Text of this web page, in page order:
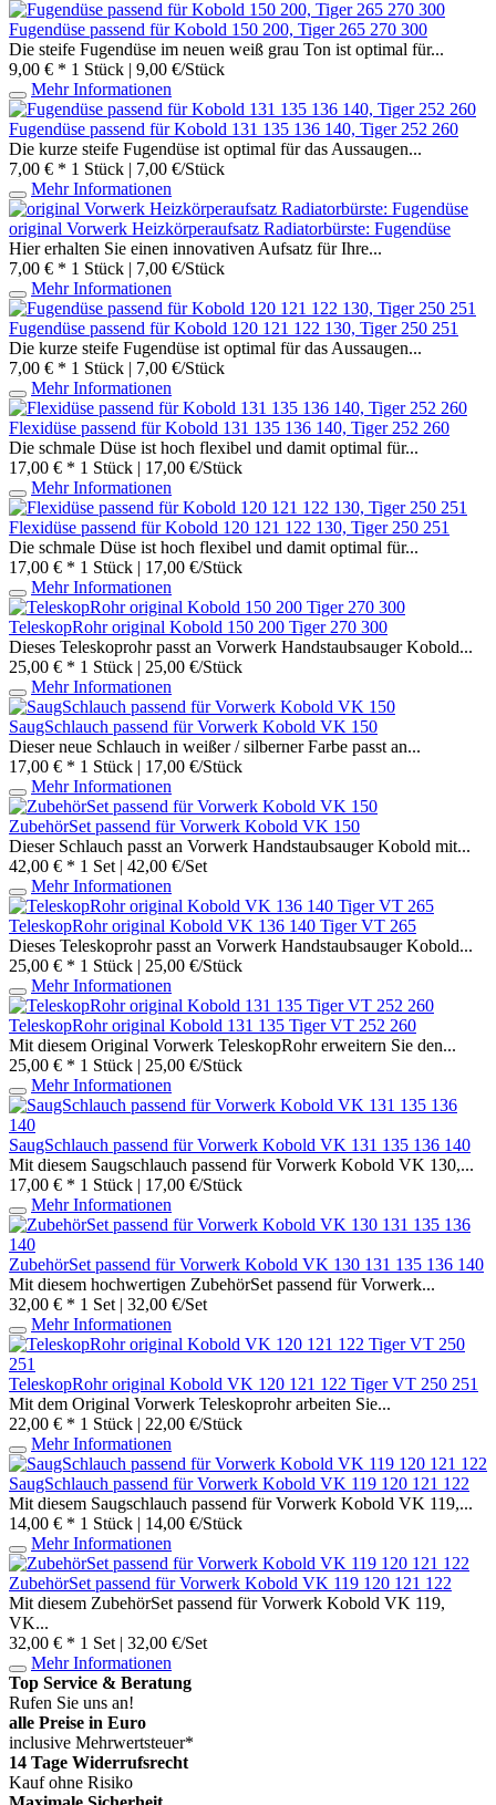
Fugendüse passend für Kobold 150 200, Tiger 265 270 300
Die steife Fugendüse im neuen weiß grau Ton ist optimal für...
9,00 € * 1 Stück | 9,00 €/Stück
Mehr Informationen
Fugendüse passend für Kobold 131 135 136 140, Tiger 252 260
Die kurze steife Fugendüse ist optimal für das Aussaugen...
7,00 € * 1 Stück | 7,00 €/Stück
Mehr Informationen
original Vorwerk Heizkörperaufsatz Radiatorbürste: Fugendüse
Hier erhalten Sie einen innovativen Aufsatz für Ihre...
7,00 € * 1 Stück | 7,00 €/Stück
Mehr Informationen
Fugendüse passend für Kobold 120 121 122 130, Tiger 250 251
Die kurze steife Fugendüse ist optimal für das Aussaugen...
7,00 € * 1 Stück | 7,00 €/Stück
Mehr Informationen
Flexidüse passend für Kobold 131 135 136 140, Tiger 252 260
Die schmale Düse ist hoch flexibel und damit optimal für...
17,00 € * 1 Stück | 17,00 €/Stück
Mehr Informationen
Flexidüse passend für Kobold 120 121 122 130, Tiger 250 251
Die schmale Düse ist hoch flexibel und damit optimal für...
17,00 € * 1 Stück | 17,00 €/Stück
Mehr Informationen
TeleskopRohr original Kobold 150 200 Tiger 270 300
Dieses Teleskoprohr passt an Vorwerk Handstaubsauger Kobold...
25,00 € * 1 Stück | 25,00 €/Stück
Mehr Informationen
SaugSchlauch passend für Vorwerk Kobold VK 150
Dieser neue Schlauch in weißer / silberner Farbe passt an...
17,00 € * 1 Stück | 17,00 €/Stück
Mehr Informationen
ZubehörSet passend für Vorwerk Kobold VK 150
Dieser Schlauch passt an Vorwerk Handstaubsauger Kobold mit...
42,00 € * 1 Set | 42,00 €/Set
Mehr Informationen
TeleskopRohr original Kobold VK 136 140 Tiger VT 265
Dieses Teleskoprohr passt an Vorwerk Handstaubsauger Kobold...
25,00 € * 1 Stück | 25,00 €/Stück
Mehr Informationen
TeleskopRohr original Kobold 131 135 Tiger VT 252 260
Mit diesem Original Vorwerk TeleskopRohr erweitern Sie den...
25,00 € * 1 Stück | 25,00 €/Stück
Mehr Informationen
SaugSchlauch passend für Vorwerk Kobold VK 131 135 136 140
Mit diesem Saugschlauch passend für Vorwerk Kobold VK 130,...
17,00 € * 1 Stück | 17,00 €/Stück
Mehr Informationen
ZubehörSet passend für Vorwerk Kobold VK 130 131 135 136 140
Mit diesem hochwertigen ZubehörSet passend für Vorwerk...
32,00 € * 1 Set | 32,00 €/Set
Mehr Informationen
TeleskopRohr original Kobold VK 120 121 122 Tiger VT 250 251
Mit dem Original Vorwerk Teleskoprohr arbeiten Sie...
22,00 € * 1 Stück | 22,00 €/Stück
Mehr Informationen
SaugSchlauch passend für Vorwerk Kobold VK 119 120 121 122
Mit diesem Saugschlauch passend für Vorwerk Kobold VK 119,...
14,00 € * 1 Stück | 14,00 €/Stück
Mehr Informationen
ZubehörSet passend für Vorwerk Kobold VK 119 120 121 122
Mit diesem ZubehörSet passend für Vorwerk Kobold VK 119,
VK...
32,00 € * 1 Set | 32,00 €/Set
Mehr Informationen
Top Service & Beratung
Rufen Sie uns an!
alle Preise in Euro
inclusive Mehrwertsteuer*
14 Tage Widerrufsrecht
Kauf ohne Risiko